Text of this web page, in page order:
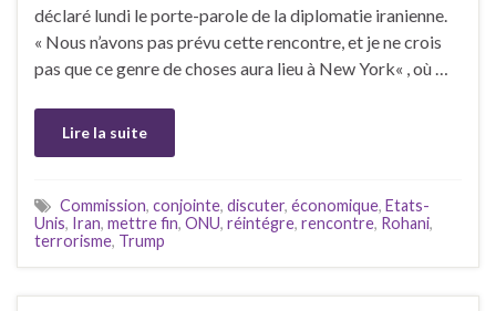
déclaré lundi le porte-parole de la diplomatie iranienne.
« Nous n’avons pas prévu cette rencontre, et je ne crois
pas que ce genre de choses aura lieu à New York« , où …
Lire la suite
Commission, conjointe, discuter, économique, Etats-
Unis, Iran, mettre fin, ONU, réintégre, rencontre, Rohani,
terrorisme, Trump